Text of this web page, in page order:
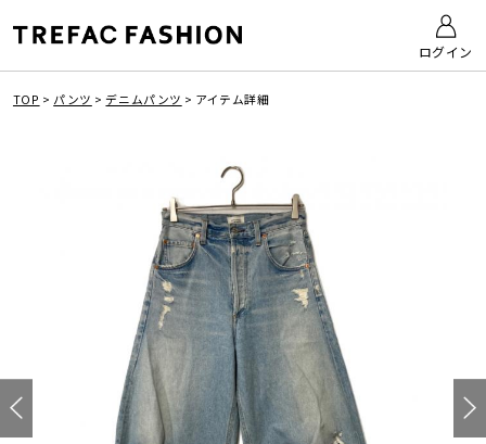
ログイン
TOP > パンツ > デニムパンツ > アイテム詳細